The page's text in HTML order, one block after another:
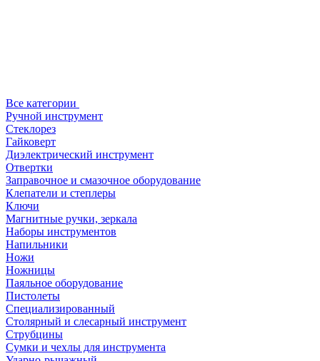
Все категории
Ручной инструмент
Стеклорез
Гайковерт
Диэлектрический инструмент
Отвертки
Заправочное и смазочное оборудование
Клепатели и степлеры
Ключи
Магнитные ручки, зеркала
Наборы инструментов
Напильники
Ножи
Ножницы
Паяльное оборудование
Пистолеты
Специализированный
Столярный и слесарный инструмент
Струбцины
Сумки и чехлы для инструмента